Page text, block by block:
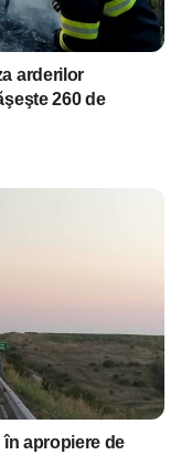
arderilor
260 de
în apropiere de